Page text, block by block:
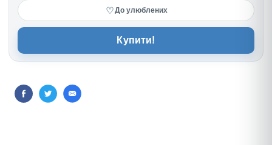
♡До улюблених
Купити!